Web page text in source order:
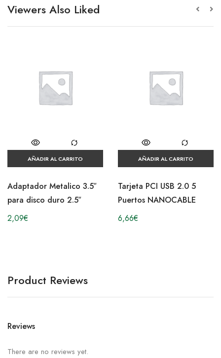
Viewers Also Liked
AÑADIR AL CARRITO
Adaptador Metalico 3.5″
para disco duro 2.5″
2,09€
AÑADIR AL CARRITO
Tarjeta PCI USB 2.0 5
Puertos NANOCABLE
6,66€
Product Reviews
Reviews
There are no reviews yet.